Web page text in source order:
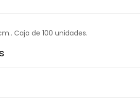
Caja de 100 unidades.